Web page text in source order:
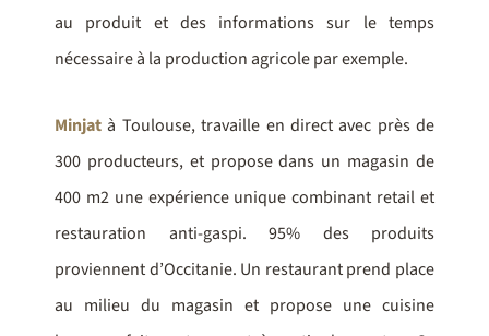
au produit et des informations sur le temps
nécessaire à la production agricole par exemple.
Minjat à Toulouse, travaille en direct avec près de
300 producteurs, et propose dans un magasin de
400 m2 une expérience unique combinant retail et
restauration anti-gaspi. 95% des produits
proviennent d’Occitanie. Un restaurant prend place
au milieu du magasin et propose une cuisine